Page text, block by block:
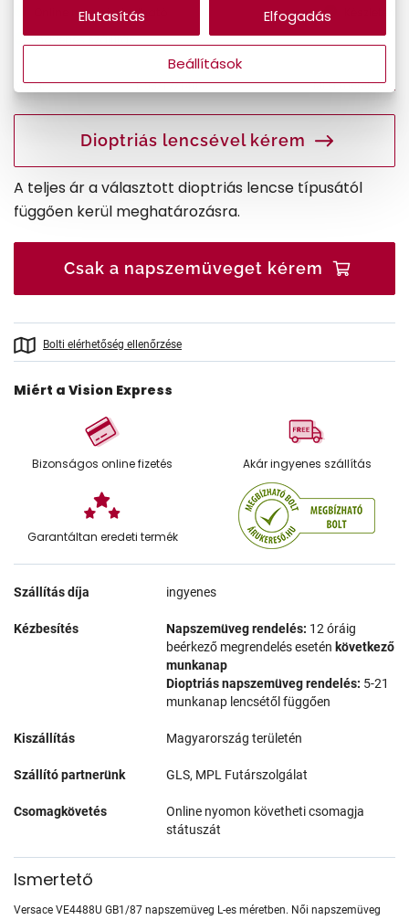
Online megvásárolható
Ingyenes szállítás
Méret: L53/17/140 Mi a méretem?
Dioptriás lencsével kérem
A teljes ár a választott dioptriás lencse típusától
függően kerül meghatározásra.
Csak a napszemüveget kérem
Bolti elérhetőség ellenőrzése
Miért a Vision Express
Bizonságos online fizetés Akár ingyenes szállítás
Garantáltan eredeti termék
Szállítás díja ingyenes
Kézbesítés Napszemüveg rendelés: 12 óráig
beérkező megrendelés esetén következő
munkanap
Dioptriás napszemüveg rendelés: 5-21
munkanap lencsétől függően
Kiszállítás Magyarország területén
Szállító partnerünk GLS, MPL Futárszolgálat
Csomagkövetés
Online nyomon követheti csomagja
státuszát
Ismertető
Versace VE4488U GB1/87 napszemüveg L-es méretben. Női napszemüveg
Beállítások
Elutasítás Elfogadás